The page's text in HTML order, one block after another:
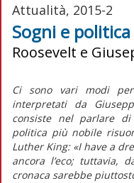
Attualità, 2015-2
Sogni e
Roosevelt e
Ci sono vari modi
interpretati da
consiste nel parlare
politica più nobile
Luther King: «I have a
ancora l’eco; tuttavia,
cronaca sarebbe